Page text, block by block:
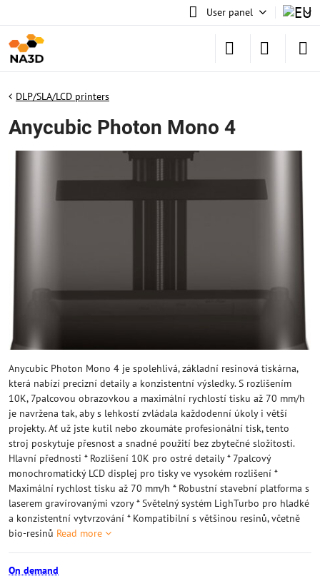
User panel
DLP/SLA/LCD printers
Anycubic Photon Mono 4
Anycubic Photon Mono 4 je spolehlivá, základní resinová tiskárna,
která nabízí precizní detaily a konzistentní výsledky. S rozlišením
10K, 7palcovou obrazovkou a maximální rychlostí tisku až 70 mm/h
je navržena tak, aby s lehkostí zvládala každodenní úkoly i větší
projekty. Ať už jste kutil nebo zkoumáte profesionální tisk, tento
stroj poskytuje přesnost a snadné použití bez zbytečné složitosti.
Hlavní přednosti * Rozlišení 10K pro ostré detaily * 7palcový
monochromatický LCD displej pro tisky ve vysokém rozlišení *
Maximální rychlost tisku až 70 mm/h * Robustní stavební platforma s
laserem gravírovanými vzory * Světelný systém LighTurbo pro hladké
a konzistentní vytvrzování * Kompatibilní s většinou resinů, včetně
bio-resinů Read more
On demand